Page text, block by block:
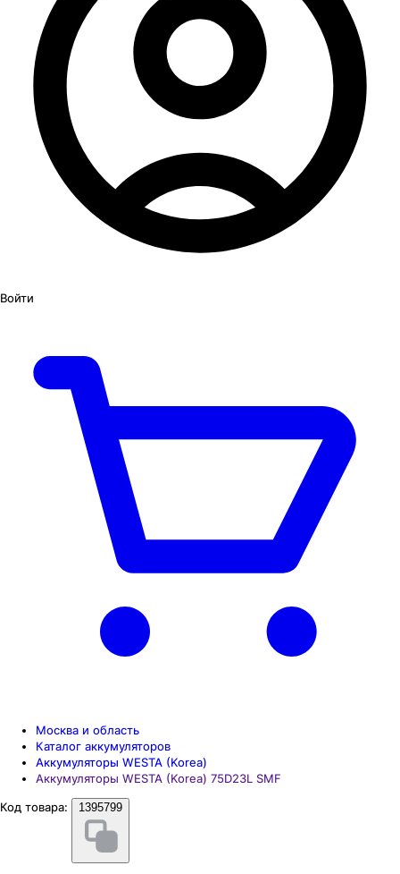
Войти
Москва и область
Каталог аккумуляторов
Аккумуляторы WESTA (Korea)
Аккумуляторы WESTA (Korea) 75D23L SMF
Код товара:
1395799